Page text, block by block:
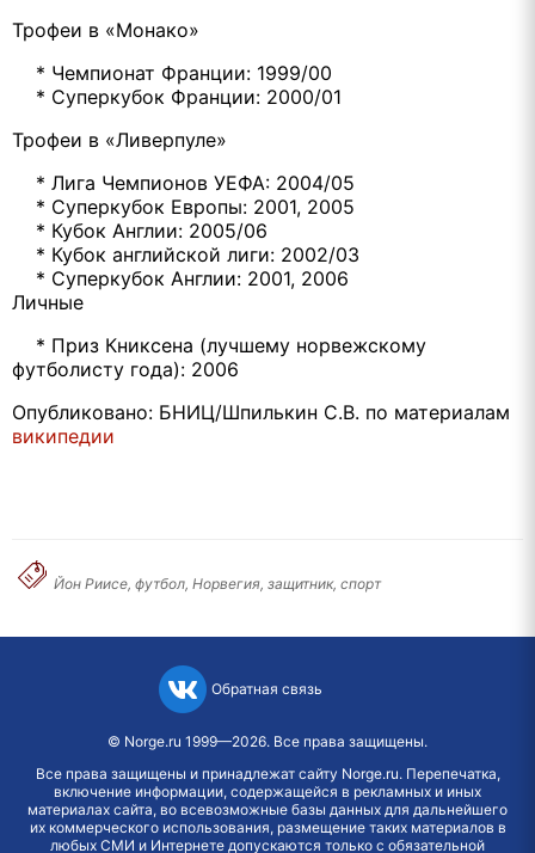
Трофеи в «Монако»
* Чемпионат Франции: 1999/00
* Суперкубок Франции: 2000/01
Трофеи в «Ливерпуле»
* Лига Чемпионов УЕФА: 2004/05
* Суперкубок Европы: 2001, 2005
* Кубок Англии: 2005/06
* Кубок английской лиги: 2002/03
* Суперкубок Англии: 2001, 2006
Личные
* Приз Книксена (лучшему норвежскому
футболисту года): 2006
Опубликовано: БНИЦ/Шпилькин С.В. по материалам
википедии
Йон Риисе, футбол, Норвегия, защитник, спорт
Обратная связь
© Norge.ru 1999—2026. Все права защищены.
Все права защищены и принадлежат сайту Norge.ru. Перепечатка,
включение информации, содержащейся в рекламных и иных
материалах сайта, во всевозможные базы данных для дальнейшего
их коммерческого использования, размещение таких материалов в
любых СМИ и Интернете допускаются только с обязательной